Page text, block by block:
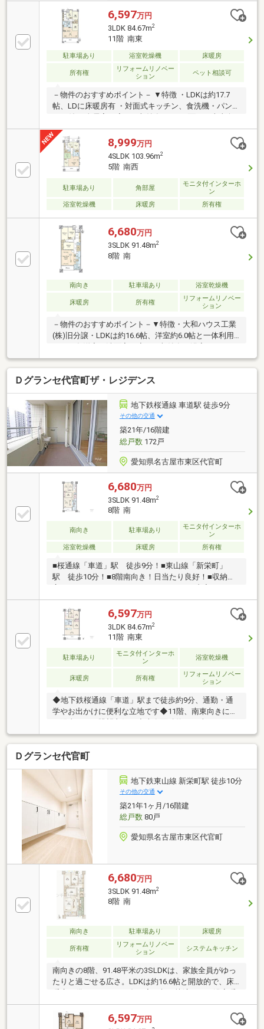
6,597万円
3LDK 84.67m2
11階 南東
駐車場あり 浴室乾燥機 床暖房
所有権
リフォームリノベー
ション
ペット相談可
－物件のおすすめポイント－ ▼特徴 ・LDKは約17.7
帖、LDに床暖房有 ・対面式キッチン、食洗機・パント
きバルコニー、陽当り・通風・眺望良好 ・コンシェル
ジュサービス有 ・ゲストルーム等の共用施設有 ・ペッ
ト飼育可(規約有) ▼設備 ・浴室乾燥機 ・スロップシン
ク ・オートロック ・宅配ボックス ▼2026年5月室内リ
フォーム済 【交換】キッチン、洗面化粧台、UB、ト
イレ 等 【その他】クロス張替、ハウスクリーニング
━━━━━・・・ 物件の詳細・ご相談はお気軽にお問
い合わせください。
8,999万円
4SLDK 103.96m2
5階 南西
駐車場あり 角部屋
モニタ付インターホ
ン
浴室乾燥機
床暖房 所有権
6,680万円
3SLDK 91.48m2
8階 南
南向き 駐車場あり 浴室乾燥機
床暖房 所有権
リフォームリノベー
ション
－物件のおすすめポイント－▼特徴・大和ハウス工業
(株)旧分譲・LDKは約16.6帖、洋室約6.0帖と一体利用
イズ、窓・乾燥機付・玄関近くにトランクルーム有(無
償)・コンシェルジュサービス有・ペット飼育可(細則
有)▼設備・床暖房(LD)・食洗機▼2025年12月室内リ
フォーム済【交換】キッチン、浴室、洗面化粧台、ト
イレ 等【その他】クロス・床張替 他※専有面積の他に
アルコーブ面積3.55平米を含む■ ご希望の住まい探し
をお手伝いします ━━━━━・・・物件の詳細・ご相
談はお気軽にお問い合わせください。
Ｄグランセ代官町ザ・レジデンス
地下鉄桜通線 車道駅 徒歩9分
その他の交通
築21年/16階建
総戸数172戸
愛知県名古屋市東区代官町
6,680万円
3SLDK 91.48m2
8階 南
南向き 駐車場あり
モニタ付インターホ
ン
浴室乾燥機
床暖房 所有権
■桜通線「車道」駅 徒歩9分！■東山線「新栄町」
駅 徒歩10分！■8階南向き！日当たり良好！■収納豊
ス張り替え■床張り替え■キッチン交換■洗面台交換■ユ
ニットバス交換■トイレ交換■洗濯パン、洗濯水栓交換
■給湯器交換■ハウスクリーニング等■■定休日なし！夜
7時まで営業！当社は定休日なしで朝10時から夜7時ま
ら、時間外のご対応も可能です。お気軽にご相談くだ
6,597万円
3LDK 84.67m2
11階 南東
駐車場あり
モニタ付インターホ
ン
浴室乾燥機
床暖房 所有権
リフォームリノベー
ション
◆地下鉄桜通線「車道」駅まで徒歩約9分、通勤・通
学やお出かけに便利な立地です◆11階、南東向きにつ
タイプ◆2026年5月、リノベーション実施で気持ちよ
く新生活をスタート！◆LDKゆったり約17帖！ご家族
そろってお寛ぎいただけます！◆床暖房付き！冬でも
足元快適に過ごせます◆大切な家族の一員、ペットと
暮らせます（細則有）◆コンシェルジュサービスあ
り、管理体制良好！◆不在時でも荷物の受け取りに便
利な宅配ボックス利用可能！◆トランクルームお使い
いただけます！◆毎日のお買い物に！「マックスバリ
ュ」まで徒歩約5分！
Ｄグランセ代官町
地下鉄東山線 新栄町駅 徒歩10分
その他の交通
築21年1ヶ月/16階建
総戸数80戸
愛知県名古屋市東区代官町
6,680万円
3SLDK 91.48m2
8階 南
南向き 駐車場あり 床暖房
所有権
リフォームリノベー
ション
システムキッチン
南向きの8階、91.48平米の3SLDKは、家族全員がゆっ
たりと過ごせる広さ。LDKは約16.6帖と開放的で、床
房乾燥機やスロップシンクなど、子育て世代にうれし
い設備が揃っています。段差の少ないバリアフリー設
計で、小さなお子様からご年配の方まで安心して暮ら
6,597万円